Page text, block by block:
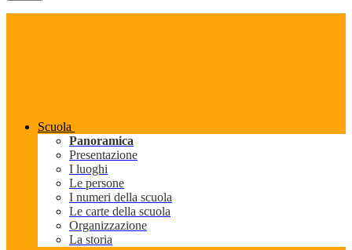
Scuola
Panoramica
Presentazione
I luoghi
Le persone
I numeri della scuola
Le carte della scuola
Organizzazione
La storia